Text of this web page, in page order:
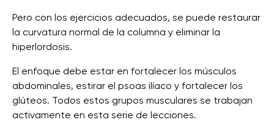
Pero con los ejercicios adecuados, se puede restaurar
la curvatura normal de la columna y eliminar la
hiperlordosis.
El enfoque debe estar en fortalecer los músculos
abdominales, estirar el psoas ilíaco y fortalecer los
glúteos. Todos estos grupos musculares se trabajan
activamente en esta serie de lecciones.